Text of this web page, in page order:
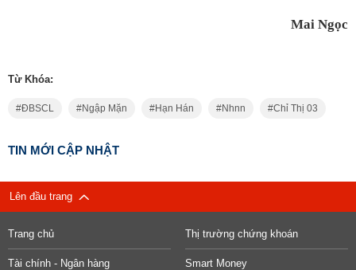
Mai Ngọc
Từ Khóa:
ĐBSCL Ngập Mặn Hạn Hán Nhnn Chỉ Thị 03
TIN MỚI CẬP NHẬT
Lên đầu trang
Trang chủ Thị trường chứng khoán
Tài chính - Ngân hàng Smart Money